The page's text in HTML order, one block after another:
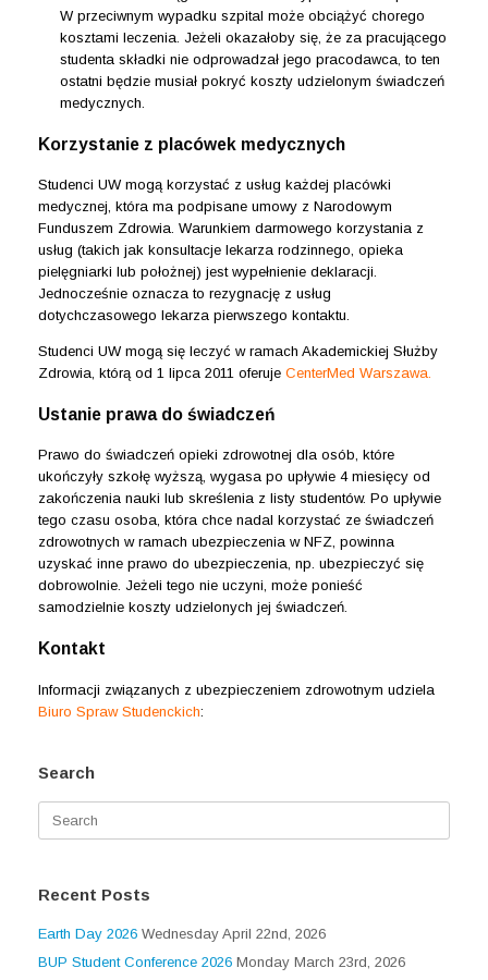
W przeciwnym wypadku szpital może obciążyć chorego
kosztami leczenia. Jeżeli okazałoby się, że za pracującego
studenta składki nie odprowadzał jego pracodawca, to ten
ostatni będzie musiał pokryć koszty udzielonym świadczeń
medycznych.
Korzystanie z placówek medycznych
Studenci UW mogą korzystać z usług każdej placówki
medycznej, która ma podpisane umowy z Narodowym
Funduszem Zdrowia. Warunkiem darmowego korzystania z
usług (takich jak konsultacje lekarza rodzinnego, opieka
pielęgniarki lub położnej) jest wypełnienie deklaracji.
Jednocześnie oznacza to rezygnację z usług
dotychczasowego lekarza pierwszego kontaktu.
Studenci UW mogą się leczyć w ramach Akademickiej Służby
Zdrowia, którą od 1 lipca 2011 oferuje CenterMed Warszawa.
Ustanie prawa do świadczeń
Prawo do świadczeń opieki zdrowotnej dla osób, które
ukończyły szkołę wyższą, wygasa po upływie 4 miesięcy od
zakończenia nauki lub skreślenia z listy studentów. Po upływie
tego czasu osoba, która chce nadal korzystać ze świadczeń
zdrowotnych w ramach ubezpieczenia w NFZ, powinna
uzyskać inne prawo do ubezpieczenia, np. ubezpieczyć się
dobrowolnie. Jeżeli tego nie uczyni, może ponieść
samodzielnie koszty udzielonych jej świadczeń.
Kontakt
Informacji związanych z ubezpieczeniem zdrowotnym udziela
Biuro Spraw Studenckich:
Search
for:
Recent Posts
Earth Day 2026 Wednesday April 22nd, 2026
BUP Student Conference 2026 Monday March 23rd, 2026